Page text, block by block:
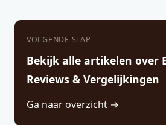
VOLGENDE STAP
Bekijk alle artikelen over
Reviews & Vergelijkingen
Ga naar overzicht →